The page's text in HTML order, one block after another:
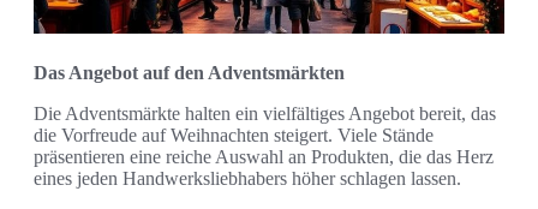
Das Angebot auf den Adventsmärkten
Die Adventsmärkte halten ein vielfältiges Angebot bereit, das
die Vorfreude auf Weihnachten steigert. Viele Stände
präsentieren eine reiche Auswahl an Produkten, die das Herz
eines jeden Handwerksliebhabers höher schlagen lassen.